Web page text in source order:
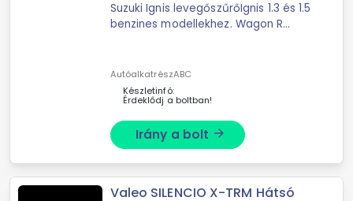
Suzuki Ignis levegőszűrőIgnis 1.3 és 1.5
benzines modellekhez. Wagon R
AutóalkatrészABC
Készletinfó:
Érdeklődj a boltban!
Irány a bolt arrow_forward
Valeo SILENCIO X-TRM Hátsó